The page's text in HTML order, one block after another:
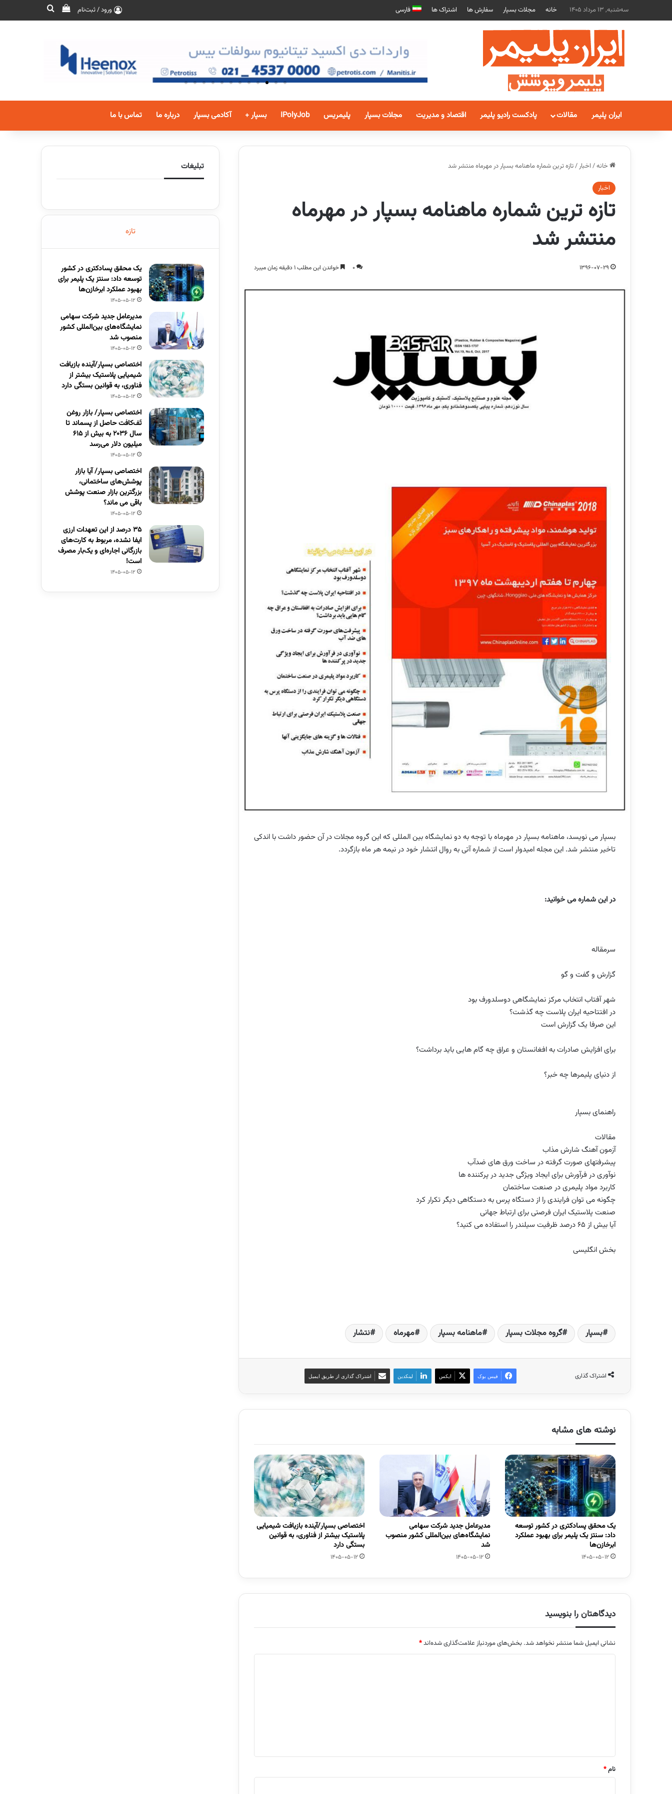
سه‌شنبه, 13 مرداد 1405 خانه مجلات بسپار سفارش ها اشتراک ها فارسی ورود / ثبت‌نام
ایران پلیمر مقالات پادکست رادیو پلیمر اقتصاد و مدیریت مجلات بسپار پلیمریس IPolyJob بسپار + آکادمی بسپار درباره ما تماس با ما
خانه/ اخبار/تازه ترین شماره ماهنامه بسپار در مهرماه منتشر شد
اخبار
تازه ترین شماره ماهنامه بسپار در مهرماه
منتشر شد
1396-07-29
0 خواندن این مطلب 1 دقیقه زمان میبرد
بسپار می نویسد، ماهنامه بسپار در مهرماه با توجه به دو نمایشگاه بین المللی که این گروه مجلات در آن حضور داشت با اندکی
تاخیر منتشر شد. این مجله امیدوار است از شماره آتی به روال انتشار خود در نیمه هر ماه بازگردد.
در این شماره می خوانید:
سرمقاله
گزارش و گفت و گو
شهر آفتاب انتخاب مرکز نمایشگاهی دوسلدورف بود
در افتتاحیه ایران پلاست چه گذشت؟
این صرفا یک گزارش است
برای افزایش صادرات به افغانستان و عراق چه گام هایی باید برداشت؟
از دنیای پلیمرها چه خبر؟
راهنمای بسپار
مقالات
آزمون آهنگ شارش مذاب
پیشرفتهای صورت گرفته در ساخت ورق های ضدآب
نوآوری در فرآورش برای ایجاد ویژگی جدید در پرکننده ها
کاربرد مواد پلیمری در صنعت ساختمان
چگونه می توان فرایندی را از دستگاه پرس به دستگاهی دیگر تکرار کرد
صنعت پلاستیک ایران فرصتی برای ارتباط جهانی
آیا بیش از 65 درصد ظرفیت سیلندر را استفاده می کنید؟
بخش انگلیسی
بسپار گروه مجلات بسپار ماهنامه بسپار مهرماه نتشار
اشتراک گذاری فیس بوک ایکس لینکدین اشتراک گذاری از طریق ایمیل
نوشته های مشابه
یک محقق پسادکتری در کشور توسعه
داد: سنتز یک پلیمر برای بهبود عملکرد
ابرخازن‌ها
1405-05-12
مدیرعامل جدید شرکت سهامی
نمایشگاه‌های بین‌المللی کشور منصوب
شد
1405-05-12
اختصاصی بسپار/آینده بازیافت شیمیایی
پلاستیک بیشتر از فناوری، به قوانین
بستگی دارد
1405-05-12
دیدگاهتان را بنویسید
نشانی ایمیل شما منتشر نخواهد شد. بخش‌های موردنیاز علامت‌گذاری شده‌اند*
نام*
تبلیغات
تازه
یک محقق پسادکتری در کشور
توسعه داد: سنتز یک پلیمر برای
بهبود عملکرد ابرخازن‌ها
1405-05-12
مدیرعامل جدید شرکت سهامی
نمایشگاه‌های بین‌المللی کشور
منصوب شد
1405-05-12
اختصاصی بسپار/آینده بازیافت
شیمیایی پلاستیک بیشتر از
فناوری، به قوانین بستگی دارد
1405-05-12
اختصاصی بسپار/ بازار روغن
تَف‌کافت حاصل از پسماند تا
سال ۲۰۳۶ به بیش از ۶۱۵
میلیون دلار می‌رسد
1405-05-12
اختصاصی بسپار/ آیا بازار
پوشش‌های ساختمانی،
بزرگترین بازار صنعت پوشش
باقی می ماند؟
1405-05-12
۳۵ درصد از این تعهدات ارزی
ایفا نشده، مربوط به کارت‌های
بازرگانی اجاره‌ای و یک‌بار مصرف
است!
1405-05-12